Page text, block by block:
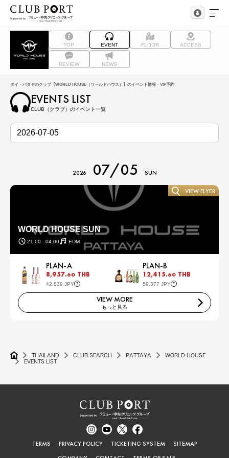
TOP EVENT FLOOR ACCESS
REVIEW NEWS
タイ・パタヤのクラブ【WORLD HOUSE（ワールドハウス）】のイベント情報・VIP予約
EVENTS LIST
CLUB（クラブ）のイベント一覧
2026 07/05 SUN
WORLD HOUSE SUN
21:00 - 04:00 EDM
VIEW FLYER
PLAN-A
8,957.60 THB
42,839 JPY
PLAN-B
12,415.60 THB
59,377 JPY
VIEW MORE
もっと見る
THAILAND CLUB SEARCH PATTAYA
WORLD HOUSE
EVENTS LIST
TERMS PRIVACY POLICY TICKETING SYSTEM
SITEMAP